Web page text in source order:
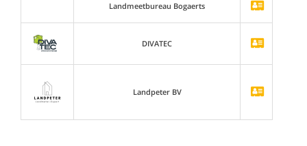
Landmeetbureau Bogaerts
DIVATEC
Landpeter BV